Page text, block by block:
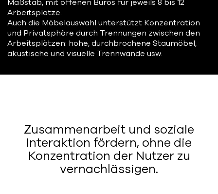
Maßstab, mit offenen Büros für jeweils 8 bis 12
Arbeitsplätze.
Auch die Möbelauswahl unterstützt Konzentration
und Privatsphäre durch Trennungen zwischen den
Arbeitsplätzen: hohe, durchbrochene Staumöbel,
akustische und visuelle Trennwände usw.
Zusammenarbeit und soziale
Interaktion fördern, ohne die
Konzentration der Nutzer zu
vernachlässigen.